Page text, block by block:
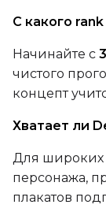
С какого
Начинайте с
чистого
концепт
Хватает ли
Для широких
персонажа,
плакатов